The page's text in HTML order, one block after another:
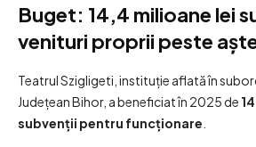
Buget: 14,4 milioane lei
venituri proprii peste
Teatrul Szigligeti, instituție aflată în
Județean Bihor, a beneficiat în 2025 de
subvenții pentru funcționare